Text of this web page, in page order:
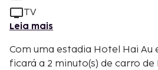
TV
Leia mais
Com uma estadia Hotel Hai Au
ficará a 2 minuto(s) de carro de